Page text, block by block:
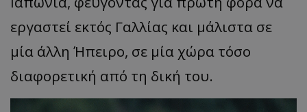
εργαστεί εκτός Γαλλίας και μάλιστα σε
μία άλλη Ήπειρο, σε μία χώρα τόσο
διαφορετική από τη δική του.